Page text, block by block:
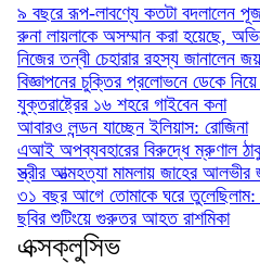
৯ বছরে রূপ-লাবণ্যে কতটা বদলালেন
রুনা লায়লাকে অসম্মান করা হয়েছে,
নিজের তন্বী চেহারার রহস্য জানালেন
বিজ্ঞাপনের চুক্তির প্রলোভনে ডেকে নিয়ে
যুক্তরাষ্ট্রের ১৬ শহরে গাইবেন কনা
আবারও লন্ডন যাচ্ছেন ইলিয়াস: রোজিনা
এআই অপব্যবহারের বিরুদ্ধে ম্রুণাল
স্ত্রীর আত্মহত্যা মামলায় জাহের
৩১ বছর আগে তোমাকে ঘরে তুলেছিলাম:
ছবির শুটিংয়ে গুরুতর আহত রাশমিকা
এক্সক্লুসিভ